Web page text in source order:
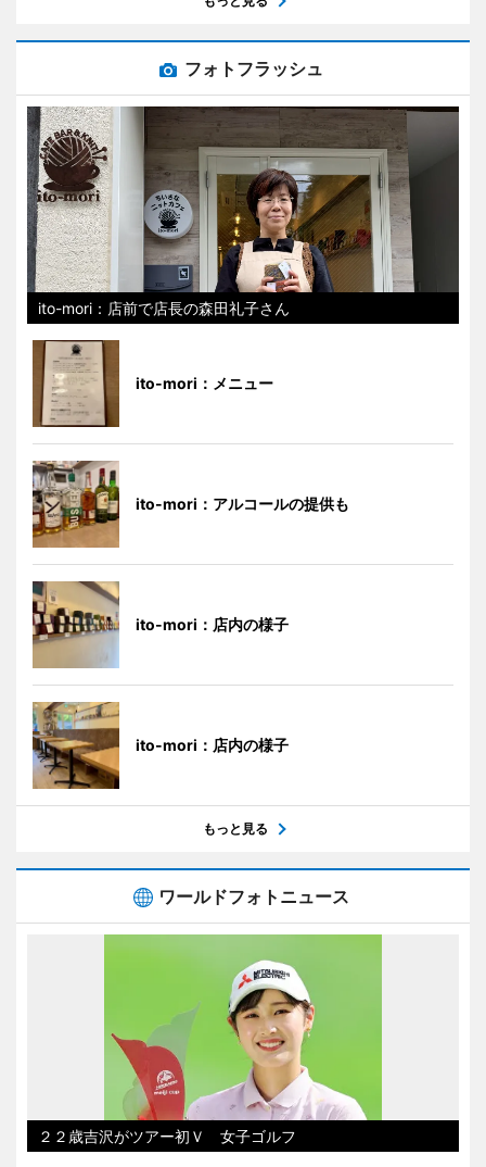
フォトフラッシュ
ito-mori：店前で店長の森田礼子さん
ito-mori：メニュー
ito-mori：アルコールの提供も
ito-mori：店内の様子
ito-mori：店内の様子
もっと見る
ワールドフォトニュース
２２歳吉沢がツアー初Ｖ 女子ゴルフ